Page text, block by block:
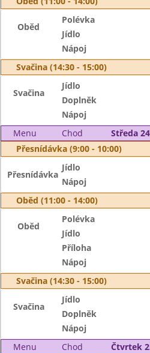
Oběd
Polévka
Jídlo
Nápoj
Svačina (14:30 - 15:00)
Svačina
Jídlo
Doplněk
Nápoj
Menu
Chod
Středa
Přesnídávka (9:00 - 10:00)
Přesnídávka
Jídlo
Nápoj
Oběd (11:00 - 14:00)
Oběd
Polévka
Jídlo
Příloha
Nápoj
Svačina (14:30 - 15:00)
Svačina
Jídlo
Doplněk
Nápoj
Menu
Chod
Čtvrtek